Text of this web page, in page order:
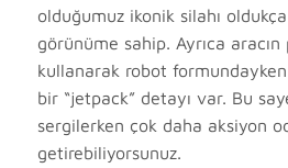
olduğumuz ikonik silahı
görünüme sahip. Ayrıca aracın
kullanarak robot
bir “jetpack” detayı var. Bu
sergilerken çok daha aksiyon
getirebiliyorsunuz.